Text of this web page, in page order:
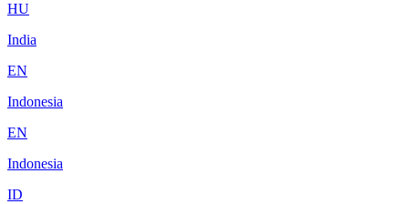
HU
India
EN
Indonesia
EN
Indonesia
ID